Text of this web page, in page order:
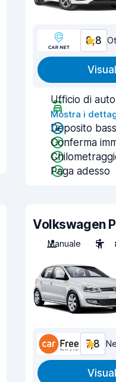
8,8
Ufficio di
Mostra i
Deposito
Conferma
Paga adesso
Volkswagen
Manuale
5
7,8